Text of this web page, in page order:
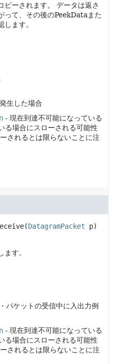
ピーされます。
データは返さ
って、その後のPeekDataまた
ます。
生した場合
- 現在到達不可能になっている
る場合にスローされる可能性
されるとは限らないことに注
(DatagramPacket p)
す。
パケットの受信中に入出力例
- 現在到達不可能になっている
る場合にスローされる可能性
されるとは限らないことに注